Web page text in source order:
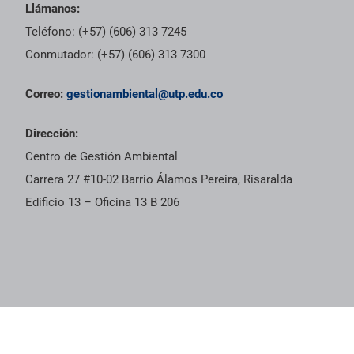
Llámanos:
Teléfono: (+57) (606) 313 7245
Conmutador: (+57) (606) 313 7300
Correo: gestionambiental@utp.edu.co
Dirección:
Centro de Gestión Ambiental
Carrera 27 #10-02 Barrio Álamos Pereira, Risaralda
Edificio 13 – Oficina 13 B 206